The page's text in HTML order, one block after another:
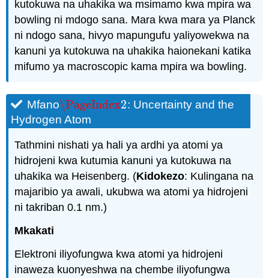
kutokuwa na uhakika wa msimamo kwa mpira wa
bowling ni mdogo sana. Mara kwa mara ya Planck
ni ndogo sana, hivyo mapungufu yaliyowekwa na
kanuni ya kutokuwa na uhakika haionekani katika
mifumo ya macroscopic kama mpira wa bowling.
Mfano\PageIndex2
\PageIndex2: Uncertainty and the
Hydrogen Atom
Tathmini nishati ya hali ya ardhi ya atomi ya
hidrojeni kwa kutumia kanuni ya kutokuwa na
uhakika wa Heisenberg. (Kidokezo: Kulingana na
majaribio ya awali, ukubwa wa atomi ya hidrojeni
ni takriban 0.1 nm.)
Mkakati
Elektroni iliyofungwa kwa atomi ya hidrojeni
inaweza kuonyeshwa na chembe iliyofungwa